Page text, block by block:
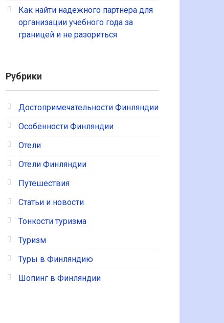
Как найти надежного партнера для
организации учебного года за
границей и не разориться
Рубрики
Достопримечательности Финляндии
Особенности Финляндии
Отели
Отели Финляндии
Путешествия
Статьи и новости
Тонкости туризма
Туризм
Туры в Финляндию
Шопинг в Финляндии